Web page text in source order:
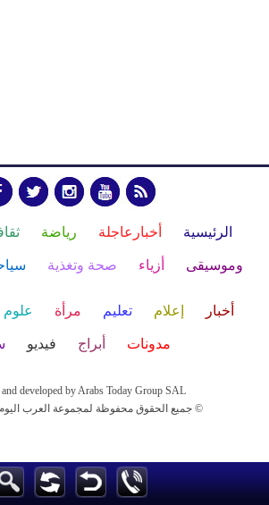
الرئيسية أخبارعاجلة رياضة
وموسيقى أزياء صحة وتغذية
أخبار إعلام تعليم مرأة علوم
مدونات أبراج فيديو
developed by Arabs Today Group SAL
جميع الحقوق محفوظة لمجموعة العرب اليوم الاعلامية 2023 ©